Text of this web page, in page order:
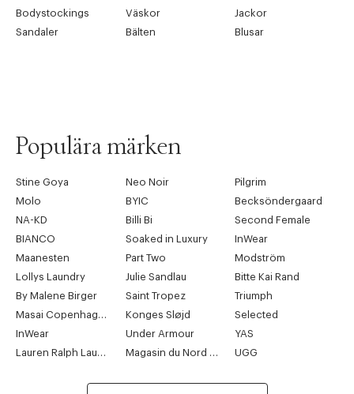
Bodystockings
Väskor
Jackor
Sandaler
Bälten Blusar
Populära märken
Stine Goya Neo Noir
Pilgrim
Molo
BYIC
Becksöndergaard
NA-KD
Billi Bi
Second Female
BIANCO
Soaked in Luxury
InWear
Maanesten
Part Two
Modström
Lollys Laundry
Julie Sandlau
Bitte Kai Rand
By Malene Birger
Saint Tropez
Triumph
Masai Copenhagen
Konges Sløjd
Selected
InWear
Under Armour
YAS
Lauren Ralph Lauren
Magasin du Nord Collection UGG